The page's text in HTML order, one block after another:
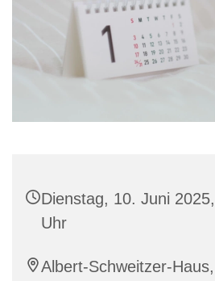
Dienstag, 10. Juni
Uhr
Albert-Schweitzer-